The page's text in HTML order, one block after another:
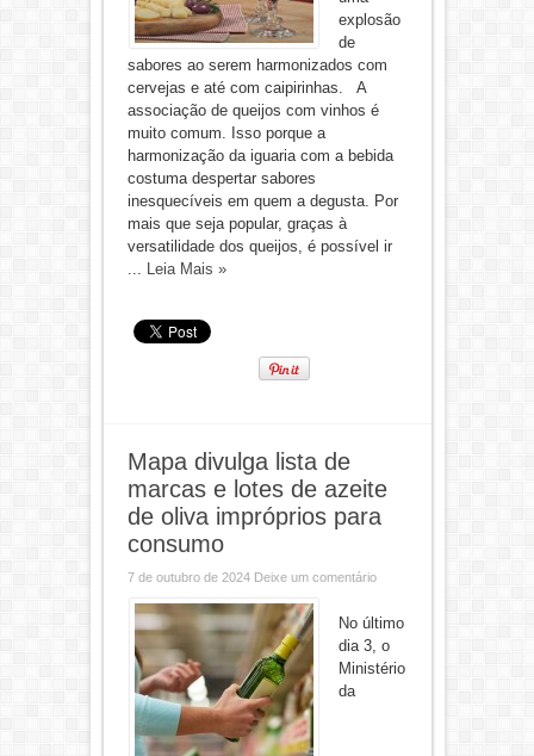
explosão
de
sabores ao serem harmonizados com
cervejas e até com caipirinhas. A
associação de queijos com vinhos é
muito comum. Isso porque a
harmonização da iguaria com a bebida
costuma despertar sabores
inesquecíveis em quem a degusta. Por
mais que seja popular, graças à
versatilidade dos queijos, é possível ir
... Leia Mais »
Mapa divulga lista de
marcas e lotes de azeite
de oliva impróprios para
consumo
7 de outubro de 2024 Deixe um comentário
No último
dia 3, o
Ministério
da